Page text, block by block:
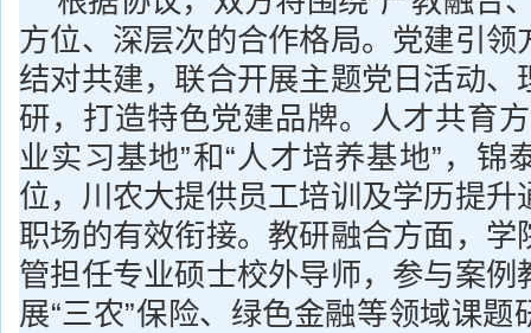
方位、深层次的合作格局。党建引领
结对共建，联合开展主题党日活动、
研，打造特色党建品牌。人才共育
业实习基地”和“人才培养基地”，锦
位，川农大提供员工培训及学历提升
职场的有效衔接。教研融合方面，学
管担任专业硕士校外导师，参与案例
展“三农”保险、绿色金融等领域课题